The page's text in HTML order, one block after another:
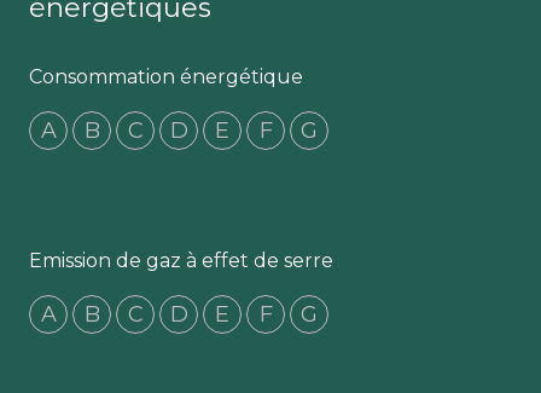
énergétiques
Consommation énergétique
A B C D E F G
Emission de gaz à effet de serre
A B C D E F G